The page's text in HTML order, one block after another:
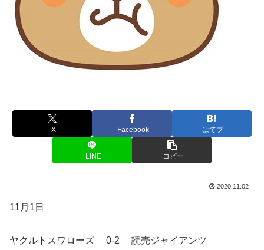
X Facebook はてブ
LINE コピー
2020.11.02
11月1日
ヤクルトスワローズ 0-2 読売ジャイアンツ